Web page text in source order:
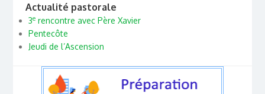
Actualité pastorale
3erencontre avec Père Xavier
Pentecôte
Jeudi de l’Ascension